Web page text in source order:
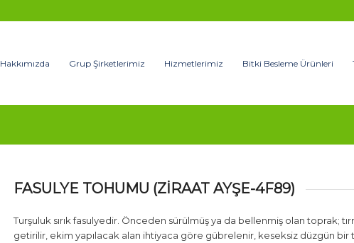
Hakkımızda Grup Şirketlerimiz Hizmetlerimiz Bitki Besleme Ürünleri
FASULYE TOHUMU (ZİRAAT AYŞE-4F89)
Turşuluk sırık fasulyedir. Önceden sürülmüş ya da bellenmiş olan toprak;
getirilir, ekim yapılacak alan ihtiyaca göre gübrelenir, keseksiz düzgün bir